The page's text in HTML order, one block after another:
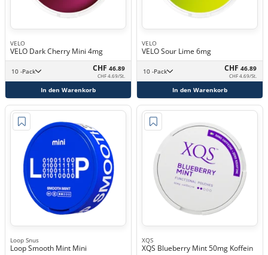
VELO
VELO Dark Cherry Mini 4mg
10 -Pack CHF 46.89
CHF 4.69/St.
In den Warenkorb
VELO
VELO Sour Lime 6mg
10 -Pack CHF 46.89
CHF 4.69/St.
In den Warenkorb
Loop Snus
Loop Smooth Mint Mini
XQS
XQS Blueberry Mint 50mg Koffein